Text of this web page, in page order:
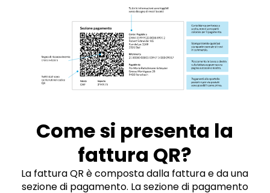
Come si presenta la
fattura QR?
La fattura QR è composta dalla fattura e da una
sezione di pagamento. La sezione di pagamento